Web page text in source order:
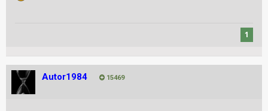
1
Autor1984 15469